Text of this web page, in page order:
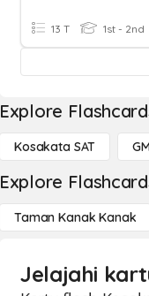
13 T 1st - 2nd
Explore
Kosakata SAT
Explore
Taman Kanak Kanak
Jelajahi